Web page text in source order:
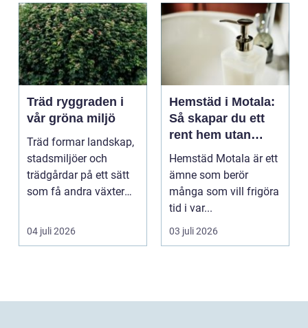
Träd ryggraden i
vår gröna miljö
Träd formar landskap,
stadsmiljöer och
trädgårdar på ett sätt
som få andra växter
04 juli 2026
Hemstäd i Motala:
Så skapar du ett
rent hem utan
stress
Hemstäd Motala är ett
ämne som berör
många som vill frigöra
tid i var...
03 juli 2026